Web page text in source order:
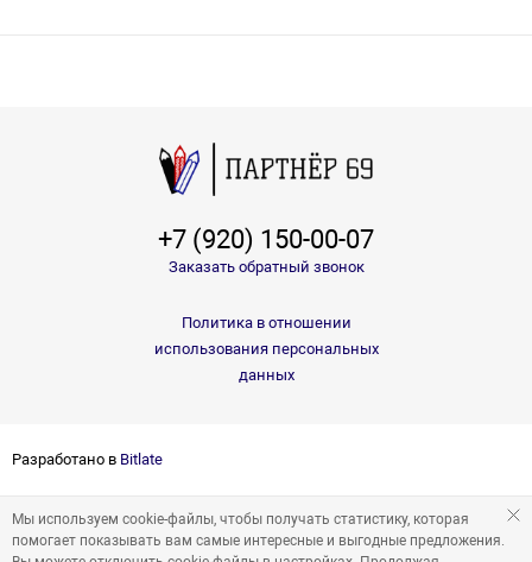
+7 (920) 150-00-07
Заказать обратный звонок
Политика в отношении
использования персональных
данных
Разработано в Bitlate
Мы используем cookie-файлы, чтобы получать статистику, которая
помогает показывать вам самые интересные и выгодные предложения.